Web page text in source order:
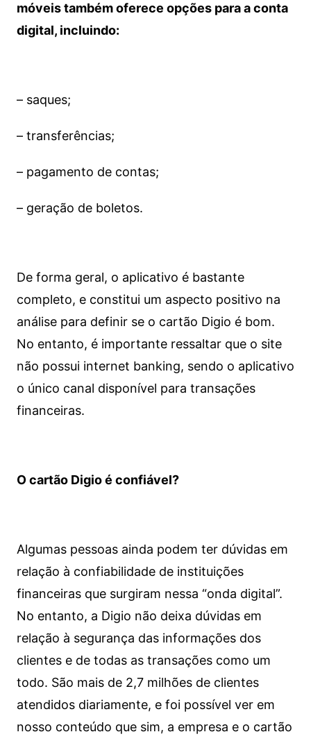
móveis também oferece opções para a conta
digital, incluindo:
– saques;
– transferências;
– pagamento de contas;
– geração de boletos.
De forma geral, o aplicativo é bastante
completo, e constitui um aspecto positivo na
análise para definir se o cartão Digio é bom.
No entanto, é importante ressaltar que o site
não possui internet banking, sendo o aplicativo
o único canal disponível para transações
financeiras.
O cartão Digio é confiável?
Algumas pessoas ainda podem ter dúvidas em
relação à confiabilidade de instituições
financeiras que surgiram nessa “onda digital”.
No entanto, a Digio não deixa dúvidas em
relação à segurança das informações dos
clientes e de todas as transações como um
todo. São mais de 2,7 milhões de clientes
atendidos diariamente, e foi possível ver em
nosso conteúdo que sim, a empresa e o cartão